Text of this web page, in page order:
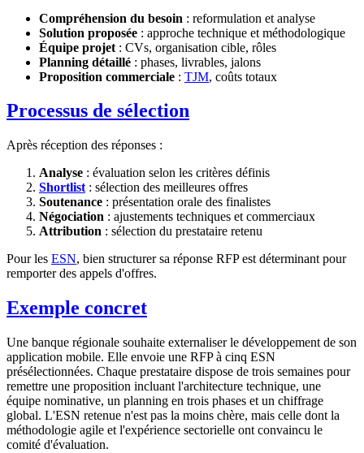
Compréhension du besoin : reformulation et analyse
Solution proposée : approche technique et méthodologique
Équipe projet : CVs, organisation cible, rôles
Planning détaillé : phases, livrables, jalons
Proposition commerciale : TJM, coûts totaux
Processus de sélection
Après réception des réponses :
Analyse : évaluation selon les critères définis
Shortlist : sélection des meilleures offres
Soutenance : présentation orale des finalistes
Négociation : ajustements techniques et commerciaux
Attribution : sélection du prestataire retenu
Pour les ESN, bien structurer sa réponse RFP est déterminant pour
remporter des appels d'offres.
Exemple concret
Une banque régionale souhaite externaliser le développement de son
application mobile. Elle envoie une RFP à cinq ESN
présélectionnées. Chaque prestataire dispose de trois semaines pour
remettre une proposition incluant l'architecture technique, une
équipe nominative, un planning en trois phases et un chiffrage
global. L'ESN retenue n'est pas la moins chère, mais celle dont la
méthodologie agile et l'expérience sectorielle ont convaincu le
comité d'évaluation.